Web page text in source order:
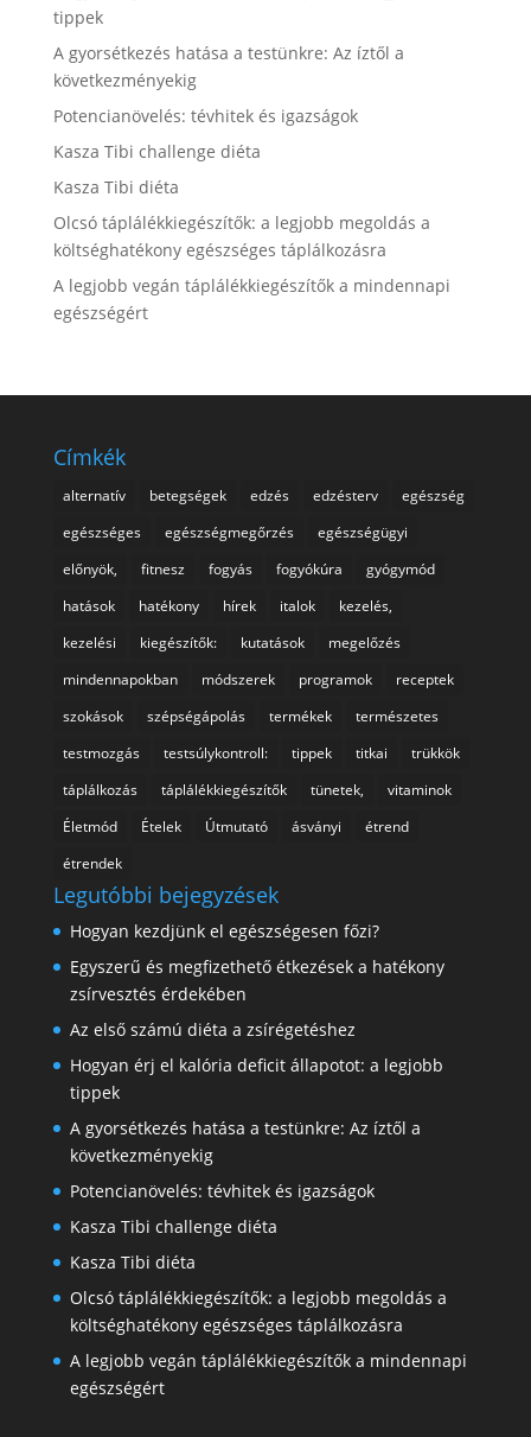
tippek
A gyorsétkezés hatása a testünkre: Az íztől a
következményekig
Potencianövelés: tévhitek és igazságok
Kasza Tibi challenge diéta
Kasza Tibi diéta
Olcsó táplálékkiegészítők: a legjobb megoldás a
költséghatékony egészséges táplálkozásra
A legjobb vegán táplálékkiegészítők a mindennapi
egészségért
Címkék
alternatív betegségek edzés edzésterv
egészség
egészséges
egészségmegőrzés
egészségügyi
előnyök,
fitnesz fogyás fogyókúra
gyógymód
hatások
hatékony hírek italok
kezelés,
kezelési
kiegészítők: kutatások
megelőzés
mindennapokban
módszerek programok
receptek
szokások
szépségápolás termékek
természetes
testmozgás
testsúlykontroll: tippek titkai
trükkök
táplálkozás
táplálékkiegészítők tünetek,
vitaminok
Életmód
Ételek Útmutató ásványi
étrend
étrendek
Legutóbbi bejegyzések
Hogyan kezdjünk el egészségesen főzi?
Egyszerű és megfizethető étkezések a hatékony
zsírvesztés érdekében
Az első számú diéta a zsírégetéshez
Hogyan érj el kalória deficit állapotot: a legjobb
tippek
A gyorsétkezés hatása a testünkre: Az íztől a
következményekig
Potencianövelés: tévhitek és igazságok
Kasza Tibi challenge diéta
Kasza Tibi diéta
Olcsó táplálékkiegészítők: a legjobb megoldás a
költséghatékony egészséges táplálkozásra
A legjobb vegán táplálékkiegészítők a mindennapi
egészségért